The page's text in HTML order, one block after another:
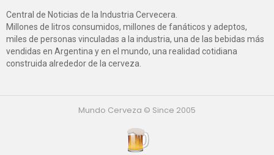
Central de Noticias de la Industria Cervecera.
Millones de litros consumidos, millones de fanáticos y adeptos,
miles de personas vinculadas a la industria, una de las bebidas más
vendidas en Argentina y en el mundo, una realidad cotidiana
construida alrededor de la cerveza.
Mundo Cerveza © Since 2005